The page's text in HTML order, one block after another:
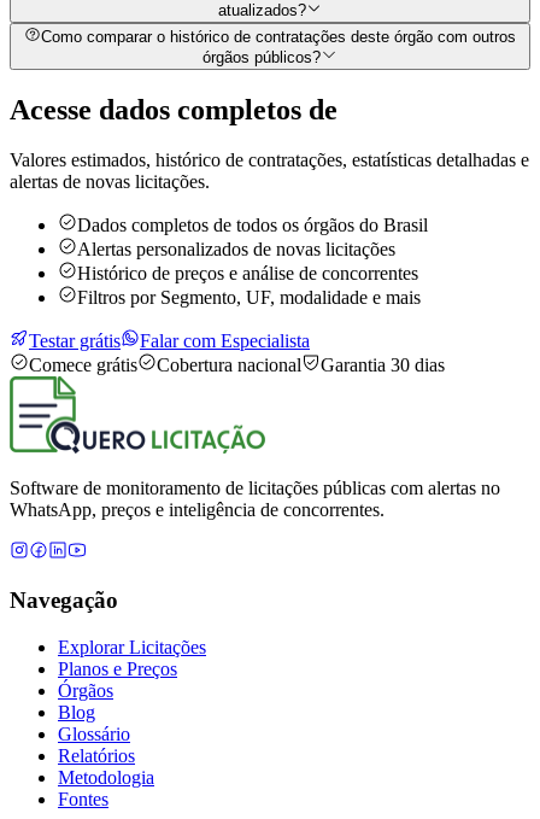
atualizados?
Como comparar o histórico de contratações deste órgão com outros
órgãos públicos?
Acesse dados completos de
Valores estimados, histórico de contratações, estatísticas detalhadas e
alertas de novas licitações.
Dados completos de todos os órgãos do Brasil
Alertas personalizados de novas licitações
Histórico de preços e análise de concorrentes
Filtros por Segmento, UF, modalidade e mais
Testar grátis
Falar com Especialista
Comece grátis
Cobertura nacional Garantia 30 dias
Software de monitoramento de licitações públicas com alertas no
WhatsApp, preços e inteligência de concorrentes.
Navegação
Explorar Licitações
Planos e Preços
Órgãos
Blog
Glossário
Relatórios
Metodologia
Fontes